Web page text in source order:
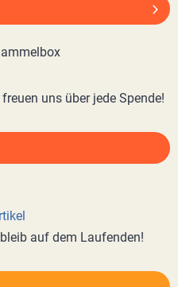
uns über jede Spende!
auf dem Laufenden!